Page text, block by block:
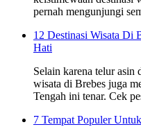
pernah mengunjungi
12 Destinasi Wisata Di
Hati
Selain karena telur asin
wisata di Brebes juga
Tengah ini tenar. Cek
7 Tempat Populer